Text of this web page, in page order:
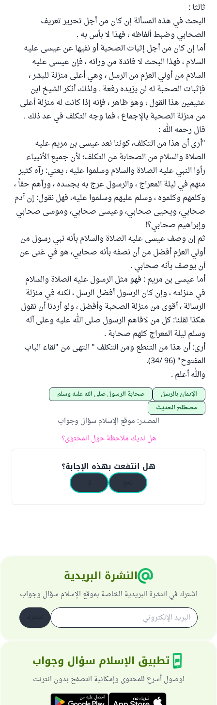
ثالثا :
البحث في هذه المسألة إن كان من أجل تحرير تعريف
الصحابي وضبط ألفاظه ، فهذا لا بأس به .
أما إن كان من أجل إثبات الصحبة أو نفيها عن عيسى عليه
السلام ، فهذا البحث لا فائدة من ورائه ، فإن عيسى عليه
السلام من أولي العزم من الرسل ، وهي أعلى منزلة للبشر ،
فإثبات الصحبة له لن يزيده رفعة . ولذلك أنكر الشيخ ابن
عثيمين هذا القول ، وهو ظاهر ، فإنه إذا كانت له منزلة أعلى
من منزلة الصحبة بالإجماع ، فما وجه التكلف في عد ذلك .
قال رحمه الله :
"أرى أن هذا من التكلف، كوننا نعد عيسى بن مريم عليه
الصلاة والسلام من الصحابة من التكلف؛ لأن جميع الأنبياء
رأوا النبي عليه الصلاة والسلام وسلموا عليه ، يعني: رآه كثير
منهم في ليلة المعراج ، والرسول عرج به بجسده ، ورآهم حقاً ،
وكلمهم وكلموه ، وسلم عليهم وسلموا عليه، فهل نقول: إن آدم
صحابي، ويحيى صحابي، وعيسى صحابي، وموسى صحابي
وإبراهيم صحابي؟!
ثم إن وصف عيسى عليه الصلاة والسلام بأنه نبي رسول من
أولي العزم أفضل من أن نصفه بأنه صحابي، هو في غنى عن
أن يوصف بأنه صحابي .
أما عيسى بن مريم : فهو مثل الرسول عليه الصلاة والسلام
في منزلته ، وإن كان الرسول أفضل الرسل ، لكنه في منزلة
الرسالة ، أقوى من منزلة الصحبة وأفضل ، ولو أردنا أن نقول
هكذا لقلنا: كل من لاقاهم الرسول صلى الله عليه وعلى آله
وسلم ليلة المعراج كلهم صحابة .
أرى: أن هذا من التنطع ومن التكلف " انتهى من "لقاء الباب
المفتوح" (96 /34).
والله أعلم .
الإيمان بالرسل
صحابة الرسول صلى الله عليه وسلم
مصطلح الحديث
المصدر: موقع الإسلام سؤال وجواب
هل لديك ملاحظة حول المحتوى؟
هل انتفعت بهذه الإجابة؟
النشرة البريدية
اشترك في النشرة البريدية الخاصة بموقع الإسلام سؤال وجواب
تطبيق الإسلام سؤال وجواب
لوصول أسرع للمحتوى وإمكانية التصفح بدون انترنت